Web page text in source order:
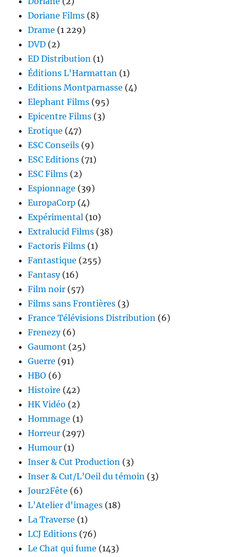
Doriane Films (8)
Drame (1 229)
DVD (2)
ED Distribution (1)
Éditions L'Harmattan (1)
Editions Montparnasse (4)
Elephant Films (95)
Epicentre Films (3)
Erotique (47)
ESC Conseils (9)
ESC Editions (71)
ESC Films (2)
Espionnage (39)
EuropaCorp (4)
Expérimental (10)
Extralucid Films (38)
Factoris Films (1)
Fantastique (255)
Fantasy(16)
Film noir (57)
Films sans Frontières (3)
France Télévisions Distribution (6)
Frenezy(6)
Gaumont (25)
Guerre (91)
HBO (6)
Histoire (42)
HK Vidéo (2)
Hommage (1)
Horreur (297)
Humour (1)
Inser & Cut Production (3)
Inser & Cut/L’Oeil du témoin (3)
Jour2Fête (6)
L'Atelier d'images (18)
La Traverse (1)
LCJ Editions (76)
Le Chat qui fume (143)